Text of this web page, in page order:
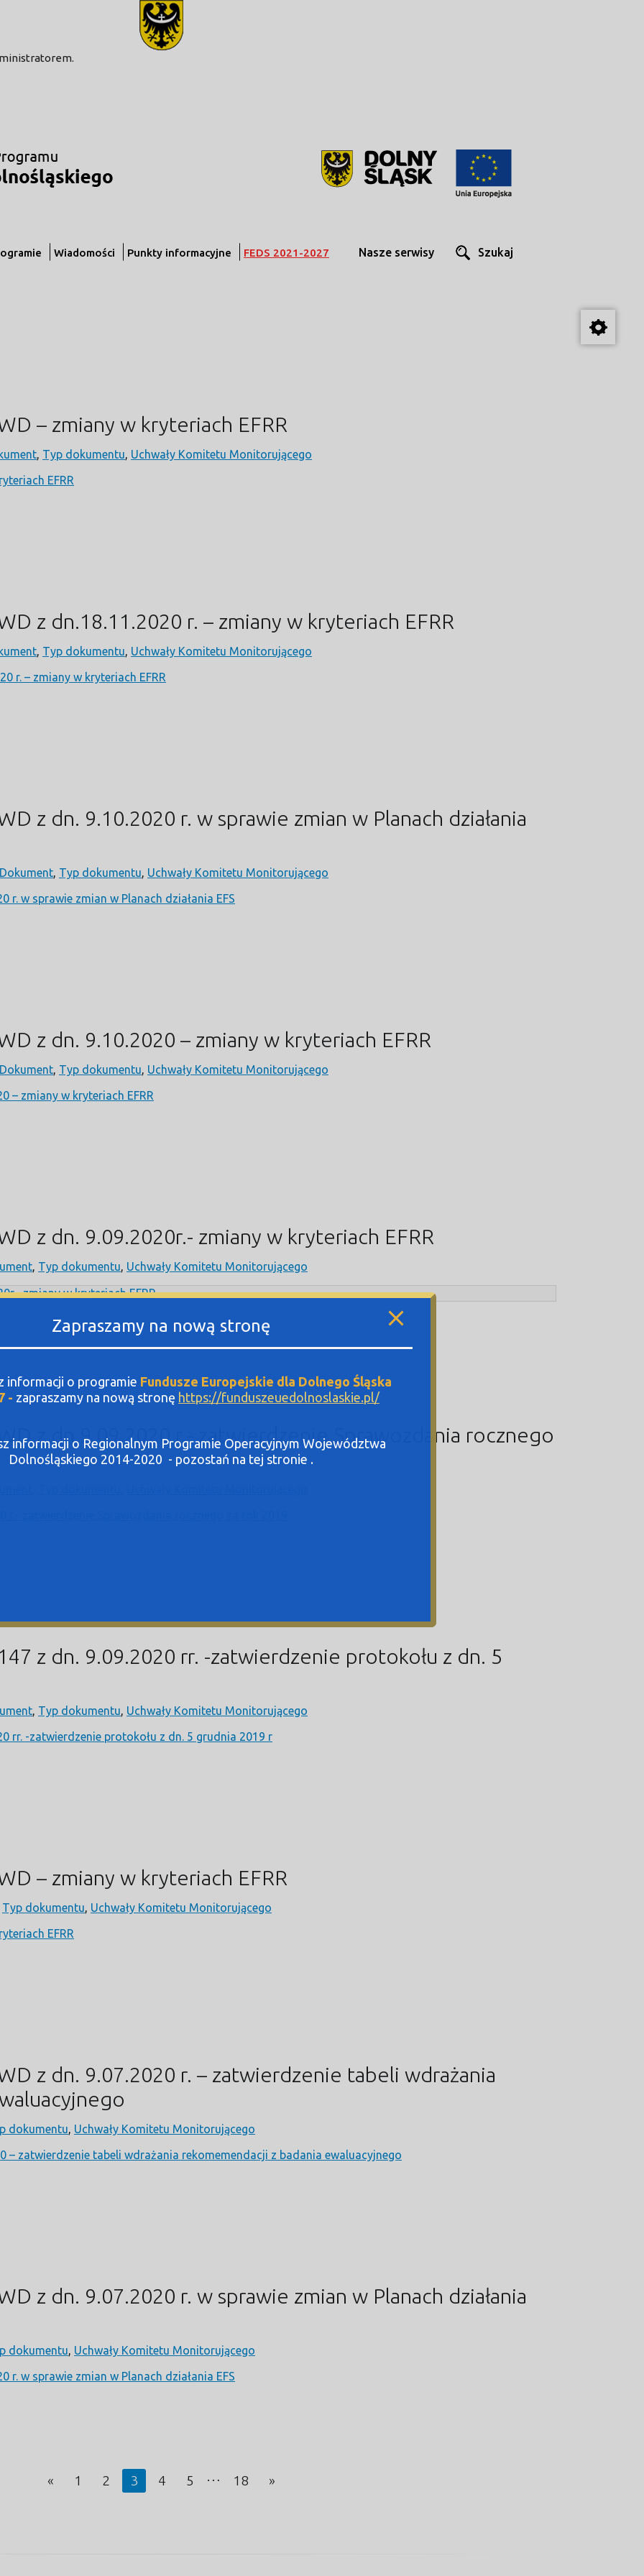
Wiadomości Punkty informacyjne FEDS 2021-2027 Szukaj
Nasze serwisy
– zmiany w kryteriach EFRR
, Typ dokumentu, Uchwały Komitetu Monitorującego
EFRR
z dn.18.11.2020 r. – zmiany w kryteriach EFRR
, Typ dokumentu, Uchwały Komitetu Monitorującego
r. – zmiany w kryteriach EFRR
z dn. 9.10.2020 r. w sprawie zmian w Planach działania
Dokument, Typ dokumentu, Uchwały Komitetu Monitorującego
r. w sprawie zmian w Planach działania EFS
z dn. 9.10.2020 – zmiany w kryteriach EFRR
Dokument, Typ dokumentu, Uchwały Komitetu Monitorującego
– zmiany w kryteriach EFRR
z dn. 9.09.2020r.- zmiany w kryteriach EFRR
, Typ dokumentu, Uchwały Komitetu Monitorującego
zmiany w kryteriach EFRR
z dn.9.09.2020 r.- zatwierdzenie Sprawozdania rocznego
r.- zatwierdzenie Sprawozdania rocznego za rok 2019
z dn. 9.09.2020 rr. -zatwierdzenie protokołu z dn. 5
, Typ dokumentu, Uchwały Komitetu Monitorującego
rr. -zatwierdzenie protokołu z dn. 5 grudnia 2019 r
– zmiany w kryteriach EFRR
Typ dokumentu, Uchwały Komitetu Monitorującego
EFRR
z dn. 9.07.2020 r. – zatwierdzenie tabeli wdrażania
dokumentu, Uchwały Komitetu Monitorującego
– zatwierdzenie tabeli wdrażania rekomemendacji z badania ewaluacyjnego
z dn. 9.07.2020 r. w sprawie zmian w Planach działania
dokumentu, Uchwały Komitetu Monitorującego
r. w sprawie zmian w Planach działania EFS
« 1 2 3 4 5 … 18 »
modal-check
Zapraszamy na nową stronę
informacji o programie Fundusze Europejskie dla Dolnego Śląska
- zapraszamy na nową stronę https://funduszeuedolnoslaskie.pl/
informacji o Regionalnym Programie Operacyjnym Województwa
Dolnośląskiego 2014-2020 - pozostań na tej stronie .